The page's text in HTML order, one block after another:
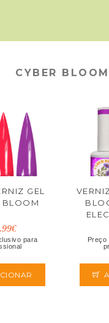
CYBER BLOOM
GEL
BLOOM
para
Preço